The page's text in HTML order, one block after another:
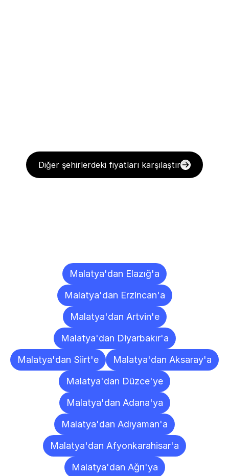
Diğer şehirlerdeki fiyatları karşılaştır
Malatya'dan Elazığ'a
Malatya'dan Erzincan'a
Malatya'dan Artvin'e
Malatya'dan Diyarbakır'a
Malatya'dan Siirt'e
Malatya'dan Aksaray'a
Malatya'dan Düzce'ye
Malatya'dan Adana'ya
Malatya'dan Adıyaman'a
Malatya'dan Afyonkarahisar'a
Malatya'dan Ağrı'ya